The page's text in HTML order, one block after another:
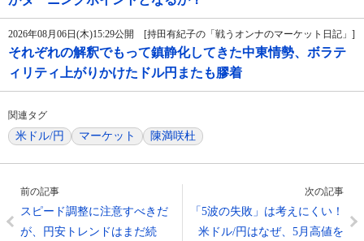
2026年08月06日(木)15:29公開 [持田有紀子の「戦うオンナのマーケット日記」]
それぞれの解釈でもって鎮静化してきた中東情勢、ボラテ
ィリティ上がりかけたドル円またも膠着
関連タグ
米ドル/円 マーケット 陳満咲杜
前の記事
スピード調整に注意すべきだ
が、円安トレンドはまだ続
次の記事
「5波の失敗」は考えにくい！
米ドル/円はなぜ、5月高値を